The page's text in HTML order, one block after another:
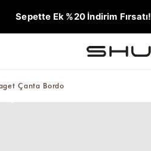
Sepette Ek %20 İndirim Fırsatı!
Çanta Bordo